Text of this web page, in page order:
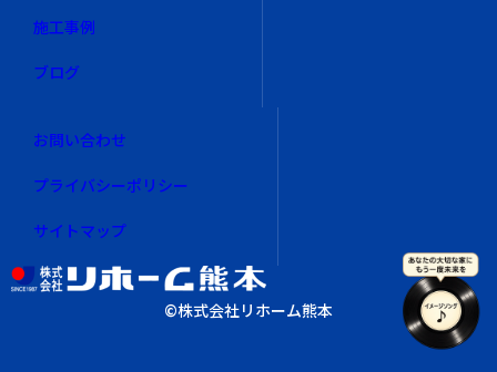
施工事例
ブログ
お問い合わせ
プライバシーポリシー
サイトマップ
©︎株式会社リホーム熊本